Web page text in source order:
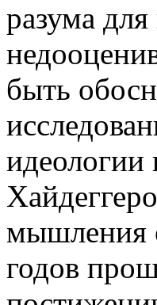
разума
быть
идеологии
мышления
годов